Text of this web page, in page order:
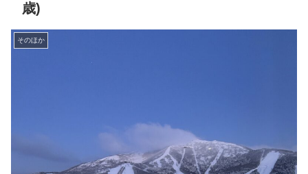
歳)
そのほか